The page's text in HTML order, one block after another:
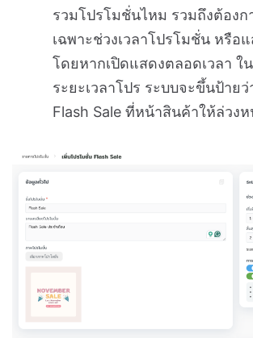
รวมโปรโมชั่นไหม รวมถึงต้องก
เฉพาะช่วงเวลาโปรโมชั่น หรือ
โดยหากเปิดแสดงตลอดเวลา ใ
ระยะเวลาโปร ระบบจะขึ้นป้าย
Flash Sale ที่หน้าสินค้าให้ล่วงห